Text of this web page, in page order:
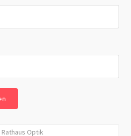
Rathaus Optik